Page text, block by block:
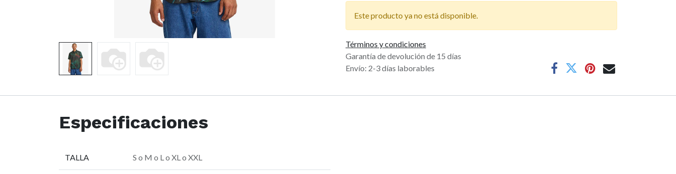
Este producto ya no está disponible.
Términos y condiciones
Garantía de devolución de 15 días
Envío: 2-3 días laborables
Especificaciones
TALLA S o M o Lo XLo XXL